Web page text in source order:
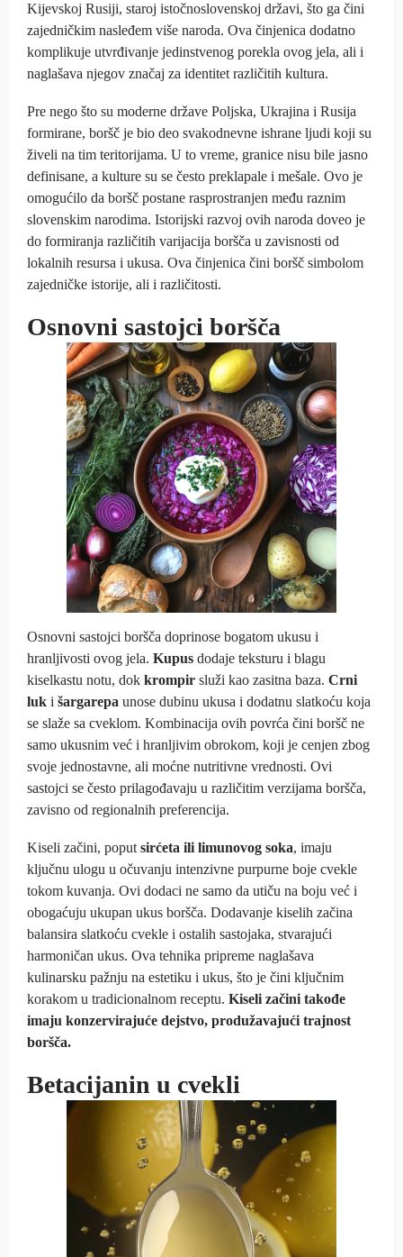
Kijevskoj Rusiji, staroj istočnoslovenskoj državi, što ga čini
zajedničkim nasleđem više naroda. Ova činjenica dodatno
komplikuje utvrđivanje jedinstvenog porekla ovog jela, ali i
naglašava njegov značaj za identitet različitih kultura.
Pre nego što su moderne države Poljska, Ukrajina i Rusija
formirane, boršč je bio deo svakodnevne ishrane ljudi koji su
živeli na tim teritorijama. U to vreme, granice nisu bile jasno
definisane, a kulture su se često preklapale i mešale. Ovo je
omogućilo da boršč postane rasprostranjen među raznim
slovenskim narodima. Istorijski razvoj ovih naroda doveo je
do formiranja različitih varijacija boršča u zavisnosti od
lokalnih resursa i ukusa. Ova činjenica čini boršč simbolom
zajedničke istorije, ali i različitosti.
Osnovni sastojci boršča
Osnovni sastojci boršča doprinose bogatom ukusu i
hranljivosti ovog jela. Kupus dodaje teksturu i blagu
kiselkastu notu, dok krompir služi kao zasitna baza. Crni
luk i šargarepa unose dubinu ukusa i dodatnu slatkoću koja
se slaže sa cveklom. Kombinacija ovih povrća čini boršč ne
samo ukusnim već i hranljivim obrokom, koji je cenjen zbog
svoje jednostavne, ali moćne nutritivne vrednosti. Ovi
sastojci se često prilagođavaju u različitim verzijama boršča,
zavisno od regionalnih preferencija.
Kiseli začini, poput sirćeta ili limunovog soka, imaju
ključnu ulogu u očuvanju intenzivne purpurne boje cvekle
tokom kuvanja. Ovi dodaci ne samo da utiču na boju već i
obogaćuju ukupan ukus boršča. Dodavanje kiselih začina
balansira slatkoću cvekle i ostalih sastojaka, stvarajući
harmoničan ukus. Ova tehnika pripreme naglašava
kulinarsku pažnju na estetiku i ukus, što je čini ključnim
korakom u tradicionalnom receptu. Kiseli začini takođe
imaju konzervirajuće dejstvo, produžavajući trajnost
boršča.
Betacijanin u cvekli